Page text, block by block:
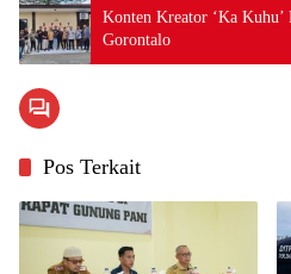
Konten Kreator ‘Ka Kuhu’
Gorontalo
Pos Terkait